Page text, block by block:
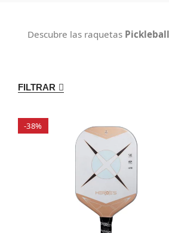
Descubre las raquetas Pickleball
FILTRAR
-38%